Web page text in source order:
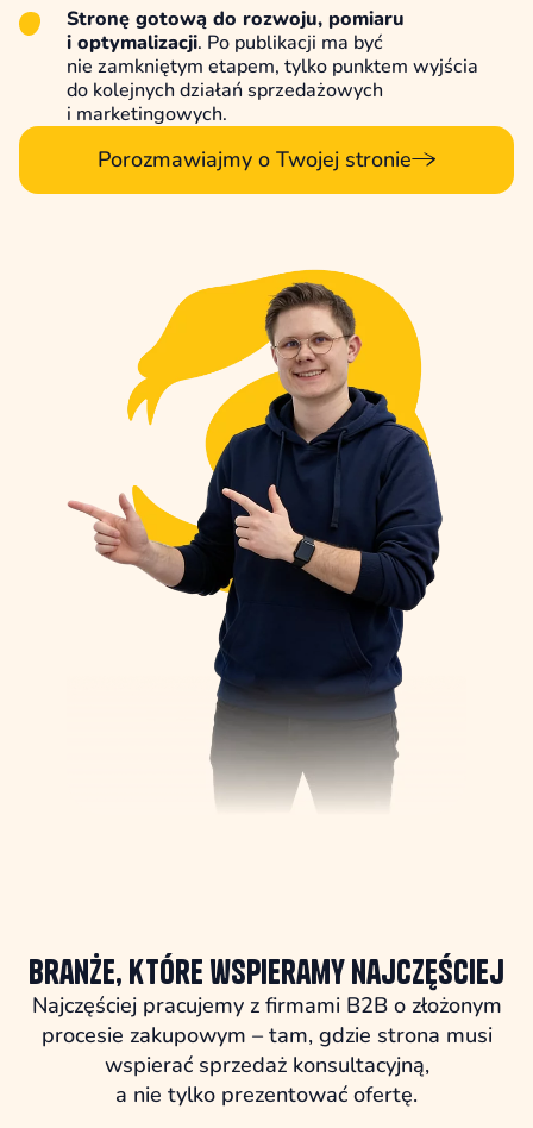
Stronę gotową do rozwoju, pomiaru
i optymalizacji. Po publikacji ma być
nie zamkniętym etapem, tylko punktem wyjścia
do kolejnych działań sprzedażowych
i marketingowych.
Porozmawiajmy o Twojej stronie
Branże, które wspieramy najczęściej
Najczęściej pracujemy z firmami B2B o złożonym
procesie zakupowym – tam, gdzie strona musi
wspierać sprzedaż konsultacyjną,
a nie tylko prezentować ofertę.